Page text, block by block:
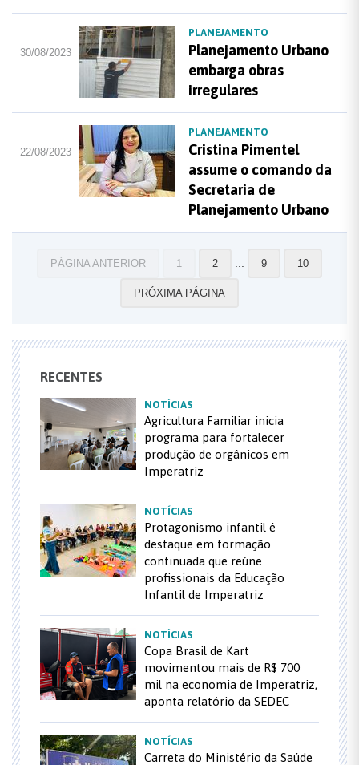
30/08/2023
PLANEJAMENTO
Planejamento Urbano
embarga obras
irregulares
22/08/2023
PLANEJAMENTO
Cristina Pimentel
assume o comando da
Secretaria de
Planejamento Urbano
PÁGINA ANTERIOR 1 2 9 10
PRÓXIMA PÁGINA
RECENTES
NOTÍCIAS
Agricultura Familiar inicia
programa para fortalecer
produção de orgânicos em
Imperatriz
NOTÍCIAS
Protagonismo infantil é
destaque em formação
continuada que reúne
profissionais da Educação
Infantil de Imperatriz
NOTÍCIAS
Copa Brasil de Kart
movimentou mais de R$ 700
mil na economia de Imperatriz,
aponta relatório da SEDEC
NOTÍCIAS
Carreta do Ministério da Saúde